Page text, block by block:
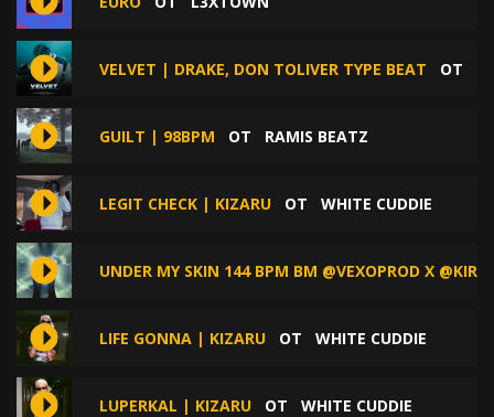
VELVET | DRAKE, DON TOLIVER TYPE BEAT ОТ
GUILT | 98BPM ОТ RAMIS BEATZ
LEGIT CHECK | KIZARU ОТ WHITE CUDDIE
UNDER MY SKIN 144 BPM BM @VEXOPROD X
LIFE GONNA | KIZARU ОТ WHITE CUDDIE
LUPERKAL | KIZARU ОТ WHITE CUDDIE